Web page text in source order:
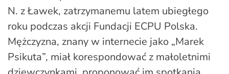
N. z Ławek, zatrzymanemu latem ubiegłego
roku podczas akcji Fundacji ECPU Polska.
Mężczyzna, znany w internecie jako „Marek
Psikuta”, miał korespondować z małoletnimi